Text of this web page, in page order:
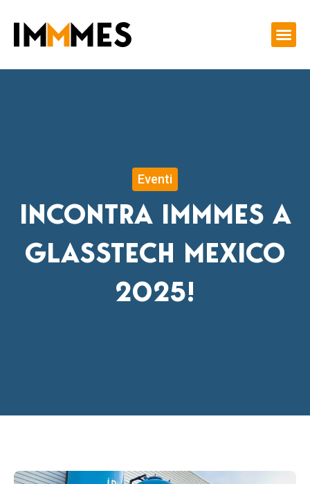
contenuto
Eventi
INCONTRA IMMMES A
GLASSTECH MEXICO
2025!